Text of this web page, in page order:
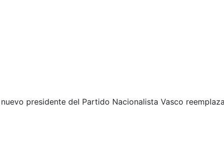
presidente del Partido Nacionalista Vasco